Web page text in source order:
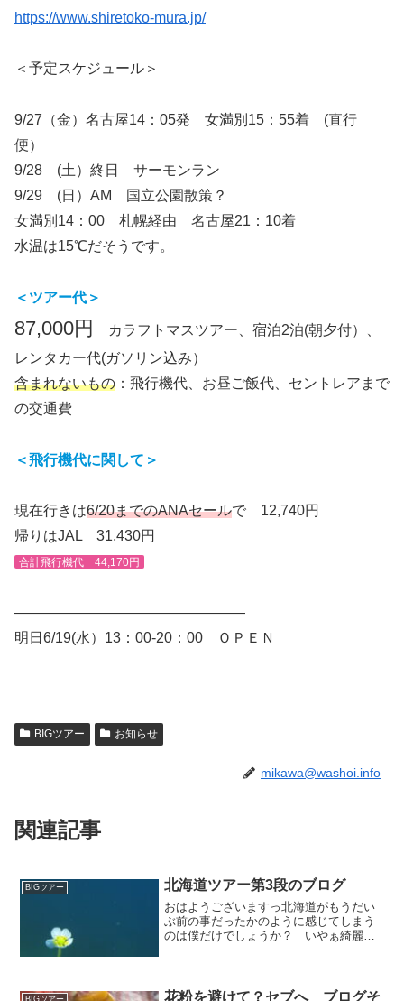
https://www.shiretoko-mura.jp/
＜予定スケジュール＞
9/27（金）名古屋14：05発 女満別15：55着 (直行
便）
9/28 (土）終日 サーモンラン
9/29 (日）AM 国立公園散策？
女満別14：00 札幌経由 名古屋21：10着
水温は15℃だそうです。
＜ツアー代＞
87,000円
カラフトマスツアー、宿泊2泊(朝夕付）、
レンタカー代(ガソリン込み）
含まれないもの ：飛行機代、お昼ご飯代、セントレアまで
の交通費
＜飛行機代に関して ＞
現在行きは6/20までのANAセールで 12,740円
帰りはJAL 31,430円
合計飛行機代 44,170円
————————————————
明日6/19(水）13：00-20：00 ＯＰＥＮ
BIGツアー お知らせ
mikawa@washoi.info
関連記事
BIGツアー 北海道ツアー第3段のブログ
おはようございますっ北海道がもうだい
ぶ前の事だったかのように感じてしまう
のは僕だけでしょうか？ いやぁ綺麗だ
かにたたずむ姿は力強さ...
BIGツアー 花粉を避けて？セブへ ブログそ